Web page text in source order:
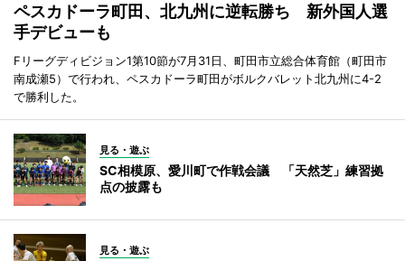
ペスカドーラ町田、北九州に逆転勝ち 新外国人選
手デビューも
Fリーグディビジョン1第10節が7月31日、町田市立総合体育館（町田市
南成瀬5）で行われ、ペスカドーラ町田がボルクバレット北九州に4-2
で勝利した。
見る・遊ぶ
SC相模原、愛川町で作戦会議 「天然芝」練習拠
点の披露も
見る・遊ぶ